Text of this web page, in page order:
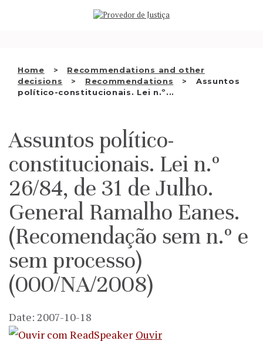
Home
Recommendations and other
decisions
Recommendations
Assuntos
político-constitucionais. Lei n.º...
WHO WE ARE
INSTITUTION
Assuntos político-
constitucionais. Lei n.º
26/84, de 31 de Julho.
General Ramalho Eanes.
(Recomendação sem n.º e
sem processo)
(000/NA/2008)
Date: 2007-10-18
Ouvir